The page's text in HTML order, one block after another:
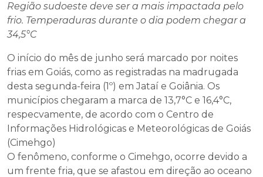
Região sudoeste deve ser a mais impactada pelo
frio. Temperaduras durante o dia podem chegar a
34,5°C
O início do mês de junho será marcado por noites
frias em Goiás, como as registradas na madrugada
desta segunda-feira (1º) em Jataí e Goiânia. Os
municípios chegaram a marca de 13,7°C e 16,4°C,
respecvamente, de acordo com o Centro de
Informações Hidrológicas e Meteorológicas de Goiás
(Cimehgo)
O fenômeno, conforme o Cimehgo, ocorre devido a
um frente fria, que se afastou em direção ao oceano